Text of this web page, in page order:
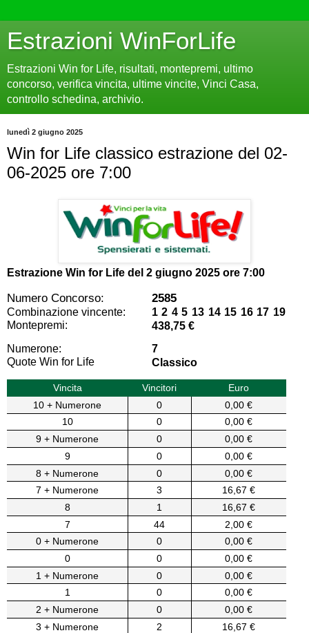
Estrazioni WinForLife
Estrazioni Win for Life, risultati, montepremi, ultimo
concorso, verifica vincita, ultime vincite, Vinci Casa,
controllo schedina, archivio.
lunedì 2 giugno 2025
Win for Life classico estrazione del 02-
06-2025 ore 7:00
Estrazione Win for Life del 2 giugno 2025 ore 7:00
Numero Concorso: 2585
Combinazione vincente:
1 2 4 5 13 14 15 16 17 19
Montepremi:
438,75 €
Numerone:
7
Quote Win for Life
Classico
Vincita Vincitori
Euro
10 + Numerone
0
0,00 €
10
0
0,00 €
9 + Numerone
0
0,00 €
9
0
0,00 €
8 + Numerone
0
0,00 €
7 + Numerone
3
16,67 €
8
1
16,67 €
7
44
2,00 €
0 + Numerone
0
0,00 €
0
0
0,00 €
1 + Numerone
0
0,00 €
1
0
0,00 €
2 + Numerone
0
0,00 €
3 + Numerone
2
16,67 €